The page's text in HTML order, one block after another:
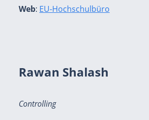
Web: EU-Hochschulbüro
Rawan Shalash
Controlling